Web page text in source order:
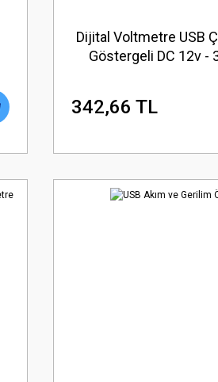
Dijital Voltmetre USB
Göstergeli DC 12v -
342,66 TL